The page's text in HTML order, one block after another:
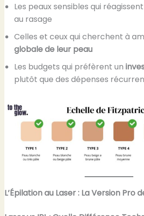
Les peaux sensibles qui
au rasage
Celles et ceux qui cherchent à
globale de leur peau
Les budgets qui préfèrent un
plutôt que des dépenses
L’Épilation au Laser : La Version Pro